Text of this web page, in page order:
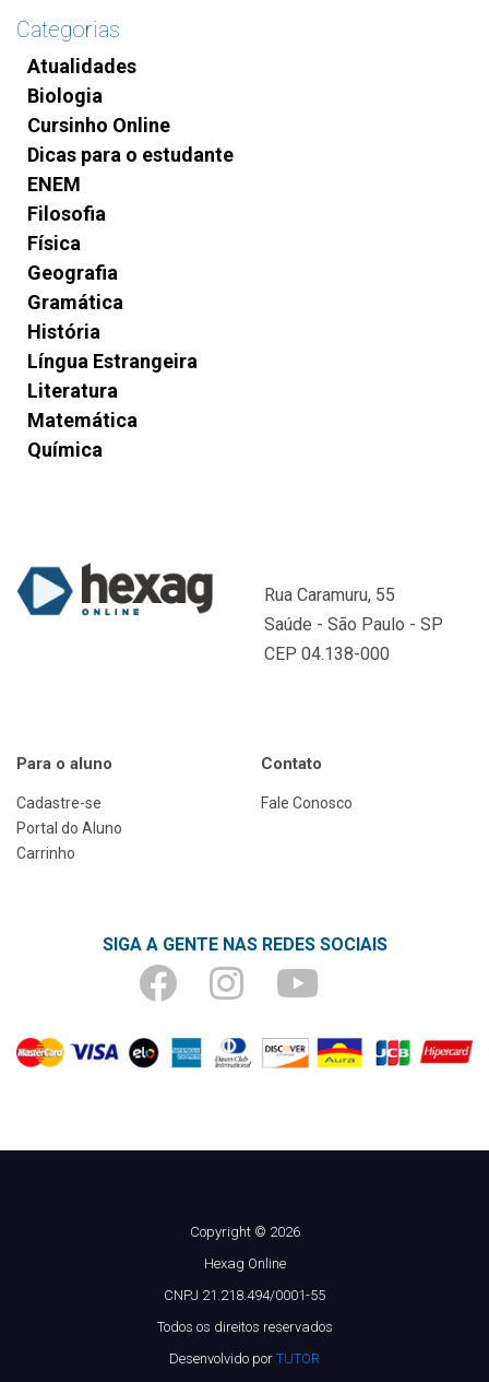
Categorias
Atualidades
Biologia
Cursinho Online
Dicas para o estudante
ENEM
Filosofia
Física
Geografia
Gramática
História
Língua Estrangeira
Literatura
Matemática
Química
Rua Caramuru, 55
Saúde - São Paulo - SP
CEP 04.138-000
Para o aluno
Cadastre-se
Portal do Aluno
Carrinho
Contato
Fale Conosco
SIGA A GENTE NAS REDES SOCIAIS
Copyright © 2026
Hexag Online
CNPJ 21.218.494/0001-55
Todos os direitos reservados
Desenvolvido por TUTOR